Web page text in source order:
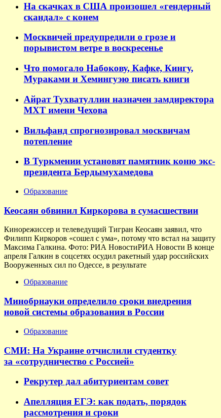
На скачках в США произошел «гендерный
скандал» с конем
Москвичей предупредили о грозе и
порывистом ветре в воскресенье
Что помогало Набокову, Кафке, Кингу,
Мураками и Хемингуэю писать книги
Айрат Тухватуллин назначен замдиректора
МХТ имени Чехова
Вильфанд спрогнозировал москвичам
потепление
В Туркмении установят памятник коню экс-
президента Бердымухамедова
Образование
Кеосаян обвинил Киркорова в сумасшествии
Кинорежиссер и телеведущий Тигран Кеосаян заявил, что
Филипп Киркоров «сошел с ума», потому что встал на защиту
Максима Галкина. Фото: РИА НовостиРИА Новости В конце
апреля Галкин в соцсетях осудил ракетный удар российских
Вооруженных сил по Одессе, в результате
Образование
Минобрнауки определило сроки внедрения
новой системы образования в России
Образование
СМИ: На Украине отчислили студентку
за «сотрудничество с Россией»
Рекрутер дал абитуриентам совет
Апелляция ЕГЭ: как подать, порядок
рассмотрения и сроки